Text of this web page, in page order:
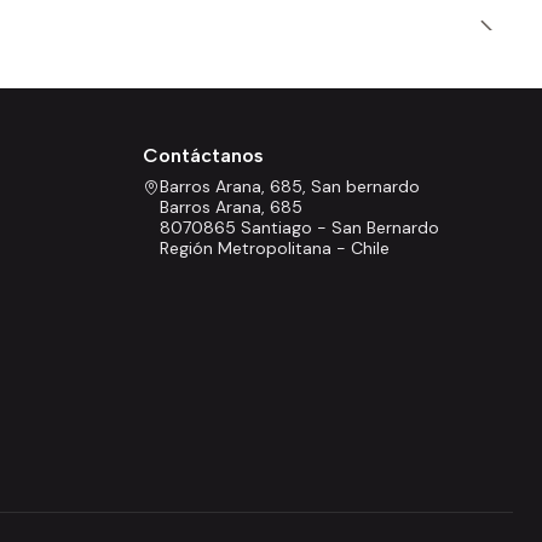
Contáctanos
Barros Arana, 685, San bernardo
Barros Arana, 685
8070865 Santiago - San Bernardo
Región Metropolitana - Chile